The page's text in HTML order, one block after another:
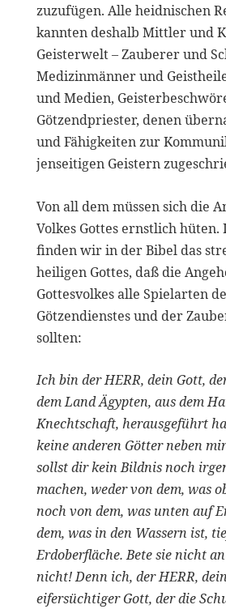
zuzufügen. Alle heidnischen
kannten deshalb Mittler und
Geisterwelt – Zauberer und
Medizinmänner und
und Medien,
Götzendpriester, denen
und Fähigkeiten zur
jenseitigen Geistern
Von all dem müssen sich die
Volkes Gottes ernstlich
finden wir in der Bibel das
heiligen Gottes, daß die
Gottesvolkes alle Spielarten
Götzendienstes und der
sollten:
Ich bin der HERR, dein Gott,
dem Land Ägypten, aus dem
Knechtschaft, herausgeführt
keine anderen Götter neben
sollst dir kein Bildnis noch
machen, weder von dem, was
noch von dem, was unten auf
dem, was in den Wassern ist,
Erdoberfläche. Bete sie nicht
nicht! Denn ich, der HERR,
eifersüchtiger Gott, der die